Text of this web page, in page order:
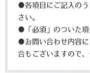
ー
ル
ド
は
空
●各項目にご記入のう
さい。
●「必須」のついた項
●お問い合わせ内容に
合もございますので